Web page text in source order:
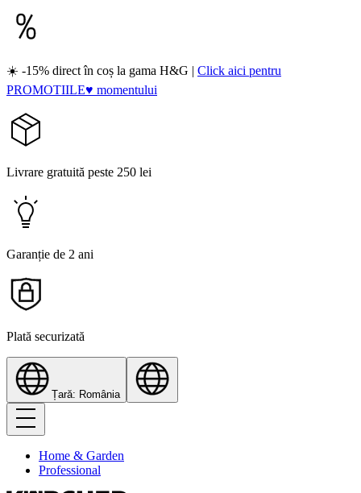
☀️ -15% direct în coș la gama H&G | Click aici pentru
PROMOTIILE♥ momentului
Livrare gratuită peste 250 lei
Garanție de 2 ani
Plată securizată
Țară: România
Home & Garden
Professional